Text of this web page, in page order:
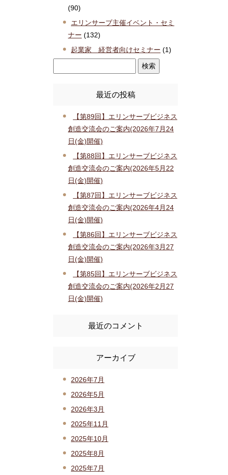
(90)
エリンサーブ主催イベント・セミ
ナー (132)
起業家 経営者向けセミナー (1)
最近の投稿
【第89回】エリンサーブビジネス
創造交流会のご案内(2026年7月24
日(金)開催)
【第88回】エリンサーブビジネス
創造交流会のご案内(2026年5月22
日(金)開催)
【第87回】エリンサーブビジネス
創造交流会のご案内(2026年4月24
日(金)開催)
【第86回】エリンサーブビジネス
創造交流会のご案内(2026年3月27
日(金)開催)
【第85回】エリンサーブビジネス
創造交流会のご案内(2026年2月27
日(金)開催)
最近のコメント
アーカイブ
2026年7月
2026年5月
2026年3月
2025年11月
2025年10月
2025年8月
2025年7月